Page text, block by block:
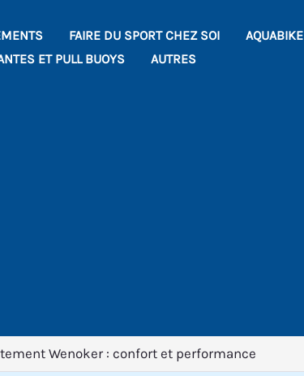
FAIRE DU SPORT CHEZ SOI AQUABIKE
ET PULL BUOYS
AUTRES
Wenoker : confort et performance